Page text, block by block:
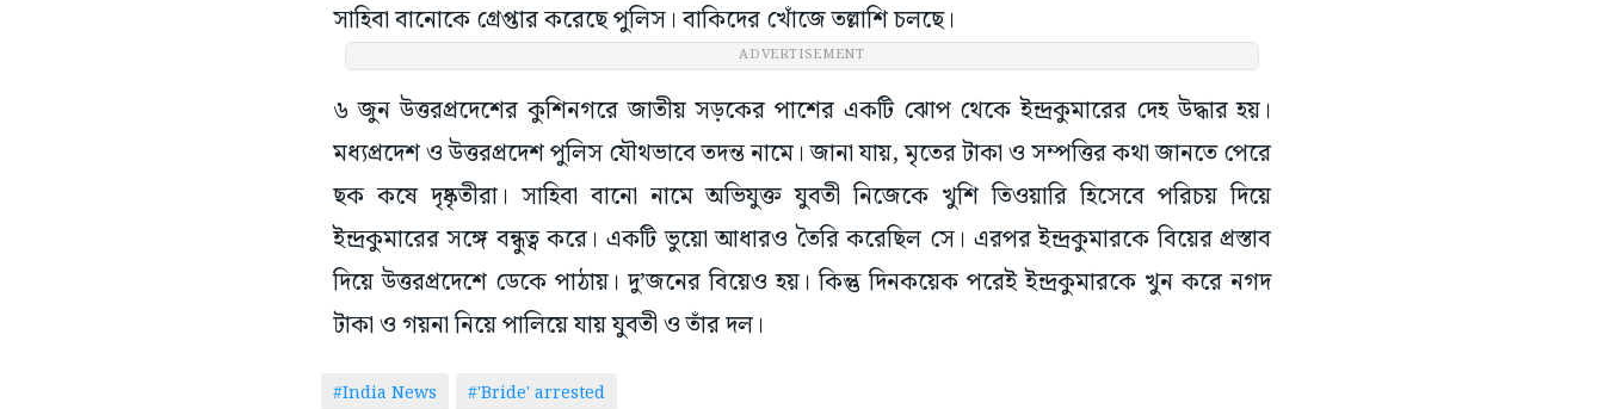
সাহিবা বানোকে গ্রেপ্তার করেছে পুলিস। বাকিদের খোঁজে তল্লাশি চলছে।
ADVERTISEMENT
৬ জুন উত্তরপ্রদেশের কুশিনগরে জাতীয় সড়কের পাশের একটি ঝোপ থেকে ইন্দ্রকুমারের দেহ উদ্ধার হয়।
মধ্যপ্রদেশ ও উত্তরপ্রদেশ পুলিস যৌথভাবে তদন্ত নামে। জানা যায়, মৃতের টাকা ও সম্পত্তির কথা জানতে পেরে
ছক কষে দৃষ্কৃতীরা। সাহিবা বানো নামে অভিযুক্ত যুবতী নিজেকে খুশি তিওয়ারি হিসেবে পরিচয় দিয়ে
ইন্দ্রকুমারের সঙ্গে বন্ধুত্ব করে। একটি ভুয়ো আধারও তৈরি করেছিল সে। এরপর ইন্দ্রকুমারকে বিয়ের প্রস্তাব
দিয়ে উত্তরপ্রদেশে ডেকে পাঠায়। দু’জনের বিয়েও হয়। কিন্তু দিনকয়েক পরেই ইন্দ্রকুমারকে খুন করে নগদ
টাকা ও গয়না নিয়ে পালিয়ে যায় যুবতী ও তাঁর দল।
#India News #'Bride' arrested